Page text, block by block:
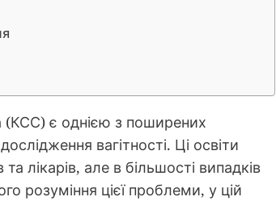
(КСС) є однією з поширених
вагітності. Ці освіти
лікарів, але в більшості випадків
розуміння цієї проблеми, у цій